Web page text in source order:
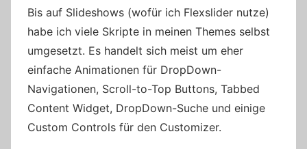
Bis auf Slideshows (wofür ich Flexslider nutze)
habe ich viele Skripte in meinen Themes selbst
umgesetzt. Es handelt sich meist um eher
einfache Animationen für DropDown-
Navigationen, Scroll-to-Top Buttons, Tabbed
Content Widget, DropDown-Suche und einige
Custom Controls für den Customizer.